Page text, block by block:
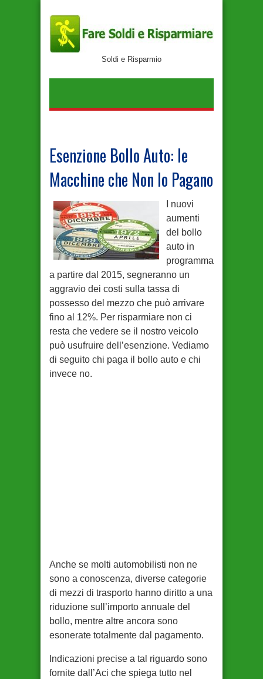
Soldi e Risparmio
Esenzione Bollo Auto: le
Macchine che Non lo Pagano
I nuovi
aumenti
del bollo
auto in
programma
a partire dal 2015, segneranno un
aggravio dei costi sulla tassa di
possesso del mezzo che può arrivare
fino al 12%. Per risparmiare non ci
resta che vedere se il nostro veicolo
può usufruire dell’esenzione. Vediamo
di seguito chi paga il bollo auto e chi
invece no.
Anche se molti automobilisti non ne
sono a conoscenza, diverse categorie
di mezzi di trasporto hanno diritto a una
riduzione sull’importo annuale del
bollo, mentre altre ancora sono
esonerate totalmente dal pagamento.
Indicazioni precise a tal riguardo sono
fornite dall’Aci che spiega tutto nel